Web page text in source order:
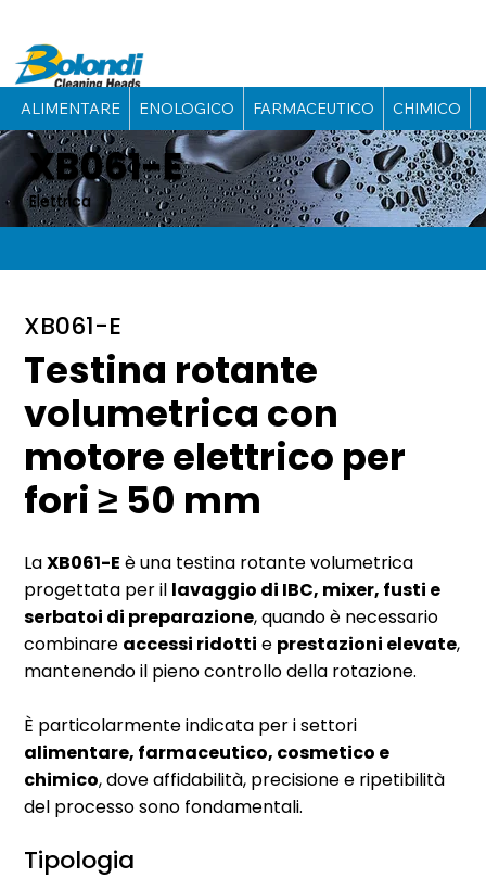
ALIMENTARE ENOLOGICO FARMACEUTICO CHIMICO
XB061-E
Elettrica
XB061-E
Testina rotante
volumetrica con
motore elettrico per
fori ≥ 50 mm
LaXB061-E è una testina rotante volumetrica
progettata per il lavaggio di IBC, mixer, fusti e
serbatoi di preparazione, quando è necessario
combinare accessi ridotti e prestazioni elevate,
mantenendo il pieno controllo della rotazione.
È particolarmente indicata per i settori
alimentare, farmaceutico, cosmetico e
chimico, dove affidabilità, precisione e ripetibilità
del processo sono fondamentali.
Tipologia